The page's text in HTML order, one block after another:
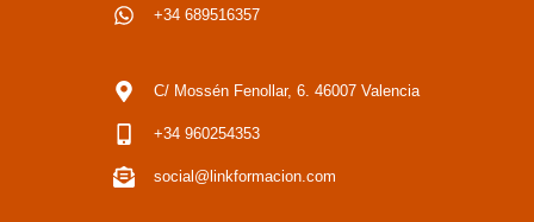
+34 689516357
C/ Mossén Fenollar, 6. 46007 Valencia
+34 960254353
social@linkformacion.com